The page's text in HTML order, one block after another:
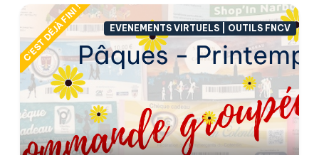
C'EST DÉJÀ FINI ! EVENEMENTS VIRTUELS | OUTILS FNCV